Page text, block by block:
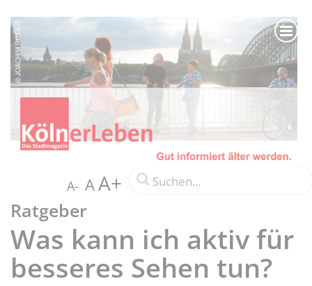
A- AA+
Ratgeber
Was kann ich aktiv für
besseres Sehen tun?